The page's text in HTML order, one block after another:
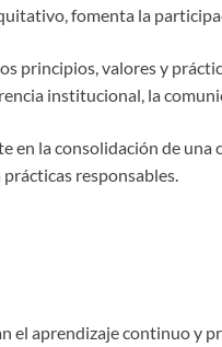
fomenta la
principios, valores y
institucional, la
en la consolidación de
responsables.
el aprendizaje continuo y